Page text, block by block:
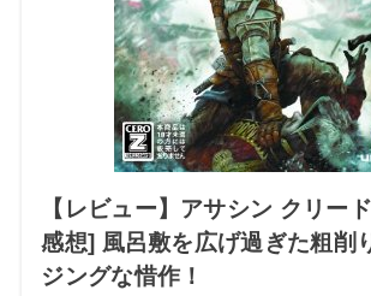
【レビュー】アサシン クリー
感想] 風呂敷を広げ過ぎた粗削
ジングな惜作！